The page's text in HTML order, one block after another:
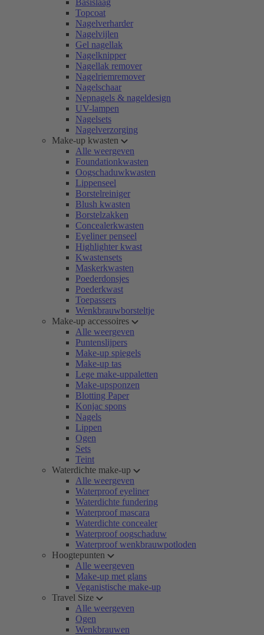
Basislaag
Topcoat
Nagelverharder
Nagelvijlen
Gel nagellak
Nagelknipper
Nagellak remover
Nagelriemremover
Nagelschaar
Nepnagels & nageldesign
UV-lampen
Nagelsets
Nagelverzorging
Make-up kwasten
Alle weergeven
Foundationkwasten
Oogschaduwkwasten
Lippenseel
Borstelreiniger
Blush kwasten
Borstelzakken
Concealerkwasten
Eyeliner penseel
Highlighter kwast
Kwastensets
Maskerkwasten
Poederdonsjes
Poederkwast
Toepassers
Wenkbrauwborsteltje
Make-up accessoires
Alle weergeven
Puntenslijpers
Make-up spiegels
Make-up tas
Lege make-uppaletten
Make-upsponzen
Blotting Paper
Konjac spons
Nagels
Lippen
Ogen
Sets
Teint
Waterdichte make-up
Alle weergeven
Waterproof eyeliner
Waterdichte fundering
Waterproof mascara
Waterdichte concealer
Waterproof oogschaduw
Waterproof wenkbrauwpotloden
Hoogtepunten
Alle weergeven
Make-up met glans
Veganistische make-up
Travel Size
Alle weergeven
Ogen
Wenkbrauwen